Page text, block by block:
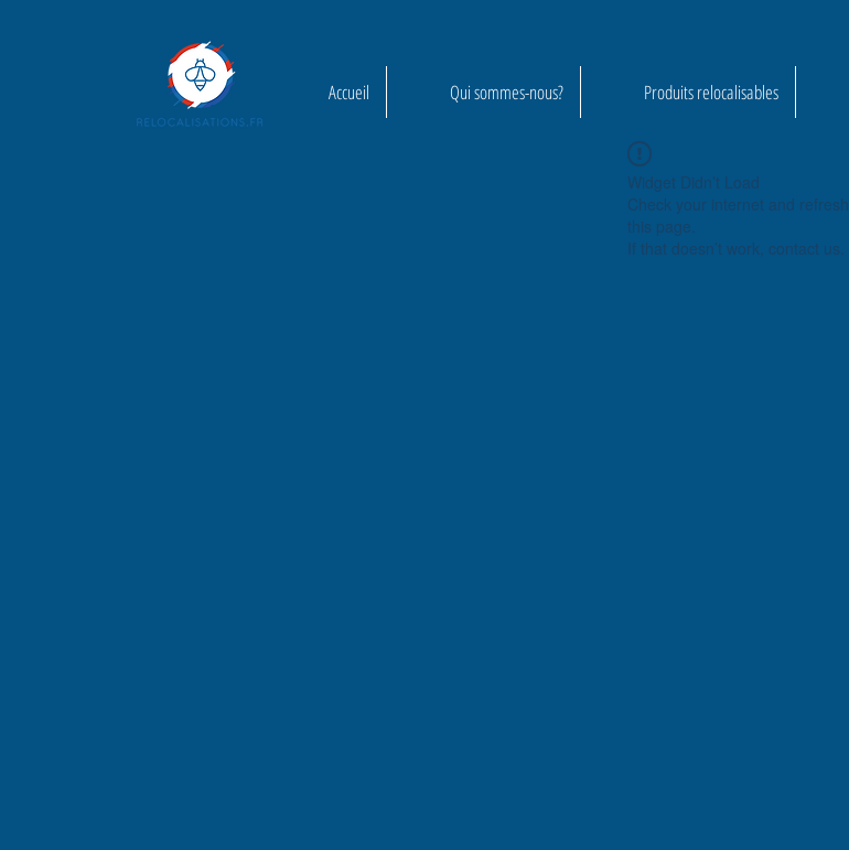
Accueil Qui sommes-nous? Produits relocalisables
Widget Didn’t Load
Check your internet and refresh
this page.
If that doesn’t work, contact us.